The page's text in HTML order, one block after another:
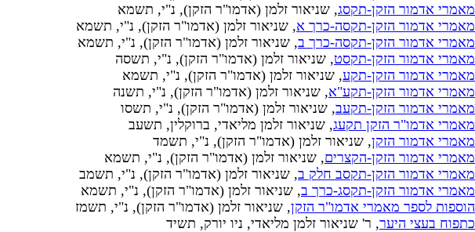
מאמרי אדמור הזקן-תקסג, שניאור זלמן (אדמו"ר הזקן), נ"י, תשמא
מאמרי אדמור הזקן-תקסה-כרך א, שניאור זלמן (אדמו"ר הזקן), נ"י, תשמא
מאמרי אדמור הזקן-תקסה-כרך ב, שניאור זלמן (אדמו"ר הזקן), נ"י, תשמא
מאמרי אדמור הזקן-תקסט, שניאור זלמן (אדמו"ר הזקן), נ"י, תשסה
מאמרי אדמור הזקן-תקע, שניאור זלמן (אדמו"ר הזקן), נ"י, תשמא
מאמרי אדמור הזקן-תקע"א, שניאור זלמן (אדמו"ר הזקן), נ"י, תשנה
מאמרי אדמור הזקן-תקעב, שניאור זלמן (אדמו"ר הזקן), נ"י, תשסו
מאמרי אדמו"ר הזקן תקעג, שניאור זלמן מליאדי, ברוקלין, תשעב
מאמרי אדמור הזקן, שניאור זלמן (אדמו"ר הזקן), נ"י, תשמד
מאמרי אדמור הזקן-הקצרים, שניאור זלמן (אדמו"ר הזקן), נ"י, תשמא
מאמרי אדמור הזקן-תקסב חלק ב, שניאור זלמן (אדמו"ר הזקן), נ"י, תשמב
מאמרי אדמור הזקן-תקסג-כרך ב, שניאור זלמן (אדמו"ר הזקן), נ"י, תשמא
הוספות לספר מאמרי אדמו"ר הזקן, שניאור זלמן (אדמו"ר הזקן), נ"י, תשמז
כתפוח בעצי היער, ר' שניאור זלמן מליאדי, ניו יורק, תשיד